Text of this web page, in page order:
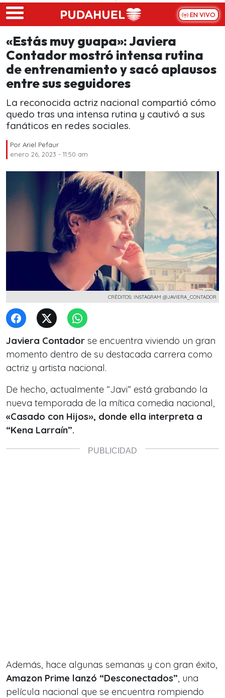
Skip to main content
EN VIVO
«Estás muy guapa»: Javiera
Contador mostró intensa rutina
de entrenamiento y sacó aplausos
entre sus seguidores
La reconocida actriz nacional compartió cómo
quedo tras una intensa rutina y cautivó a sus
fanáticos en redes sociales.
Por Ariel Pefaur
enero 26, 2023 - 11:50 am
CRÉDITOS: INSTAGRAM @JAVIERA_CONTADOR
Javiera Contador se encuentra viviendo un gran
momento dentro de su destacada carrera como
actriz y artista nacional.
De hecho, actualmente “Javi” está grabando la
nueva temporada de la mítica comedia nacional,
«Casado con Hijos», donde ella interpreta a
“Kena Larraín”.
Además, hace algunas semanas y con gran éxito,
Amazon Prime lanzó “Desconectados”, una
película nacional que se encuentra rompiendo